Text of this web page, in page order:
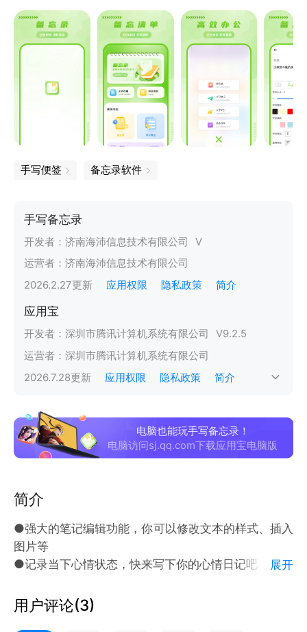
手写便签 备忘录软件
手写备忘录
开发者： 济南海沛信息技术有限公司
V
运营者： 济南海沛信息技术有限公司
2026.2.27更新 应用权限 隐私政策 简介
应用宝
开发者： 深圳市腾讯计算机系统有限公司 V9.2.5
运营者： 深圳市腾讯计算机系统有限公司
2026.7.28更新 应用权限 隐私政策 简介
电脑也能玩手写备忘录！
电脑访问sj.qq.com下载应用宝电脑版
简介
●强大的笔记编辑功能，你可以修改文本的样式、插入
图片等
●记录当下心情状态，快来写下你的心情日记吧
展开
用户评论(3)